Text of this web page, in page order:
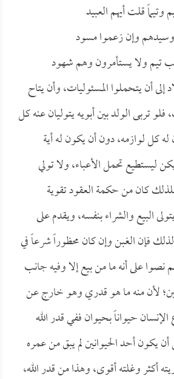
قلت أيهم العبيد
وسيدهم وإن زعموا مسود
تيم ولا يستأمرون وهم شهود
إلى أن يتحملوا المسئوليات، وأن يتاح
تربى الولد بين أبويه يتوليان عنه كل
له كل لوازمه، دون أن يكون له أية
ليستطيع تحمل الأعباء، ولا تولي
كان من حكمة العقود تقوية
البيع والشراء بنفسه، ويقدم على
فإن الغبن وإن كان محظوراً شرعاً في
نصوا على أنه ما من بيع إلا وفيه جانب
لأن منه ما هو قدري وهو خارج عن
الإنسان حيواناً بحيوان ففي قدر الله
أن يكون أحد الحيوانين لم يبق من عمره
أكثر وغلته أقوى، وهذا من قدر الله،